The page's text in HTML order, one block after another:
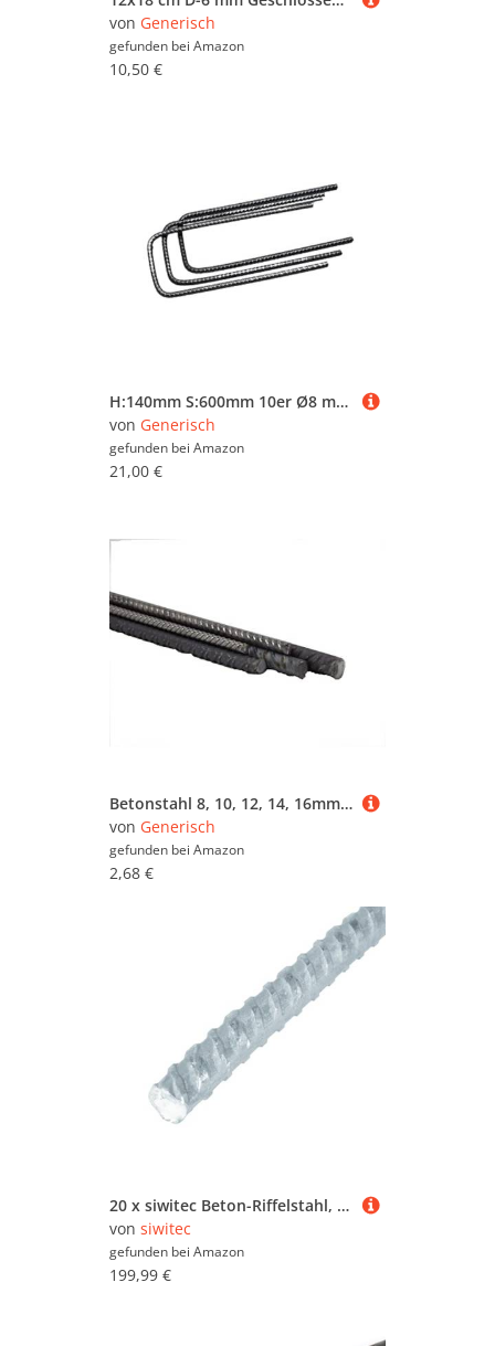
von Generisch
gefunden bei Amazon
10,50 €
H:140mm S:600mm 10er Ø8 mm U-Bügel Baustahl Steckbügel Betonstahl Bügel Bewehrungsstahl für Ihre Bauvorhaben
von Generisch
gefunden bei Amazon
21,00 €
Betonstahl 8, 10, 12, 14, 16mm L – 500-1150mm Bewehrungsstahl Baustahl (D-14 mm Länge-0500 mm)
von Generisch
gefunden bei Amazon
2,68 €
20 x siwitec Beton-Riffelstahl, Stahl Stange, warm gewalzt zum einbetonieren, Ø12mm Durchmesser, 2 m lang, Betonstahl, Rundstahl Baustahl
von siwitec
gefunden bei Amazon
199,99 €